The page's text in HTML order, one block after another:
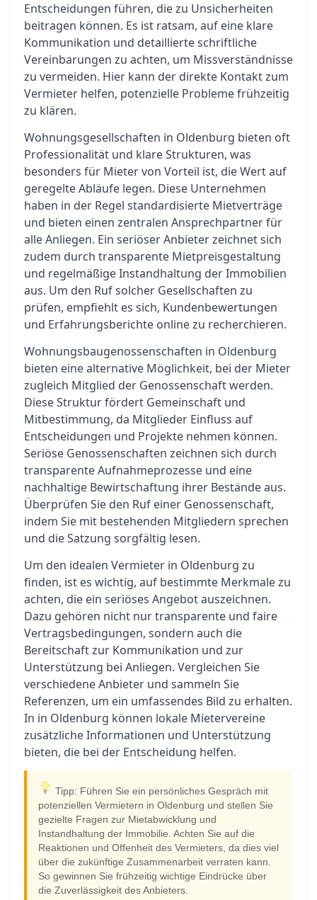
Entscheidungen führen, die zu Unsicherheiten
beitragen können. Es ist ratsam, auf eine klare
Kommunikation und detaillierte schriftliche
Vereinbarungen zu achten, um Missverständnisse
zu vermeiden. Hier kann der direkte Kontakt zum
Vermieter helfen, potenzielle Probleme frühzeitig
zu klären.
Wohnungsgesellschaften in Oldenburg bieten oft
Professionalität und klare Strukturen, was
besonders für Mieter von Vorteil ist, die Wert auf
geregelte Abläufe legen. Diese Unternehmen
haben in der Regel standardisierte Mietverträge
und bieten einen zentralen Ansprechpartner für
alle Anliegen. Ein seriöser Anbieter zeichnet sich
zudem durch transparente Mietpreisgestaltung
und regelmäßige Instandhaltung der Immobilien
aus. Um den Ruf solcher Gesellschaften zu
prüfen, empfiehlt es sich, Kundenbewertungen
und Erfahrungsberichte online zu recherchieren.
Wohnungsbaugenossenschaften in Oldenburg
bieten eine alternative Möglichkeit, bei der Mieter
zugleich Mitglied der Genossenschaft werden.
Diese Struktur fördert Gemeinschaft und
Mitbestimmung, da Mitglieder Einfluss auf
Entscheidungen und Projekte nehmen können.
Seriöse Genossenschaften zeichnen sich durch
transparente Aufnahmeprozesse und eine
nachhaltige Bewirtschaftung ihrer Bestände aus.
Überprüfen Sie den Ruf einer Genossenschaft,
indem Sie mit bestehenden Mitgliedern sprechen
und die Satzung sorgfältig lesen.
Um den idealen Vermieter in Oldenburg zu
finden, ist es wichtig, auf bestimmte Merkmale zu
achten, die ein seriöses Angebot auszeichnen.
Dazu gehören nicht nur transparente und faire
Vertragsbedingungen, sondern auch die
Bereitschaft zur Kommunikation und zur
Unterstützung bei Anliegen. Vergleichen Sie
verschiedene Anbieter und sammeln Sie
Referenzen, um ein umfassendes Bild zu erhalten.
In in Oldenburg können lokale Mietervereine
zusätzliche Informationen und Unterstützung
bieten, die bei der Entscheidung helfen.
Tipp: Führen Sie ein persönliches Gespräch mit
potenziellen Vermietern in Oldenburg und stellen Sie
gezielte Fragen zur Mietabwicklung und
Instandhaltung der Immobilie. Achten Sie auf die
Reaktionen und Offenheit des Vermieters, da dies viel
über die zukünftige Zusammenarbeit verraten kann.
So gewinnen Sie frühzeitig wichtige Eindrücke über
die Zuverlässigkeit des Anbieters.